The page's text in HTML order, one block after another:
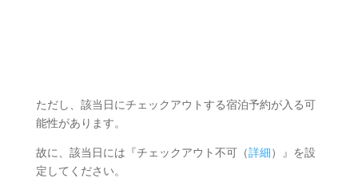
ただし、該当日にチェックアウトする宿泊予約が入る可
能性があります。
故に、該当日には『チェックアウト不可（詳細）』を設
定してください。